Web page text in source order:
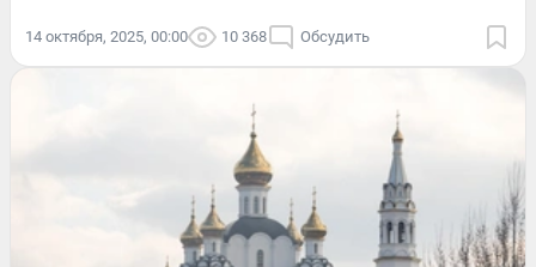
14 октября, 2025, 00:00 10 368 Обсудить